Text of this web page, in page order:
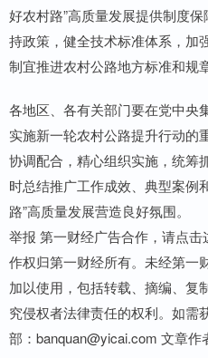
好农村路”高质量发展提供制度
持政策，健全技术标准体系，加
制宜推进农村公路地方标准和规
各地区、各有关部门要在党中央
实施新一轮农村公路提升行动的
协调配合，精心组织实施，统筹
时总结推广工作成效、典型案例
路”高质量发展营造良好氛围。
举报 第一财经广告合作，请点
作权归第一财经所有。未经第一
加以使用，包括转载、摘编、复
究侵权者法律责任的权利。如需
部：banquan@yicai.com 文章作